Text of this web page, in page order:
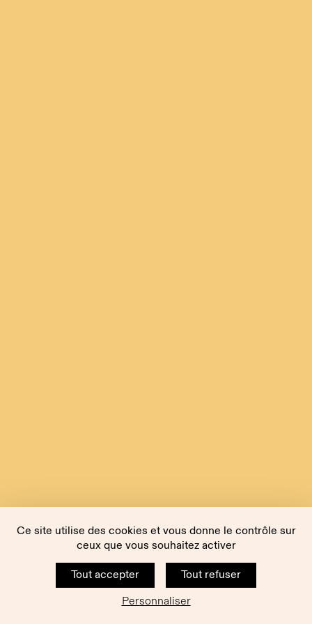
Ce site utilise des cookies et vous donne le contrôle sur
ceux que vous souhaitez activer
Tout accepter
Tout refuser
Personnaliser